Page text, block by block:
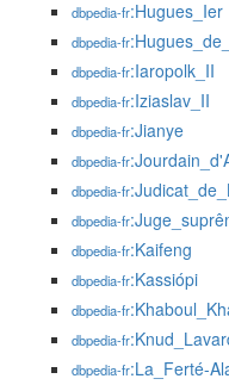
dbpedia-fr:Hugues_Ier
dbpedia-fr
dbpedia-fr:Iaropolk_II
dbpedia-fr:Iziaslav_II
dbpedia-fr:Jianye
dbpedia-fr
dbpedia-fr
dbpedia-fr
dbpedia-fr:Kaifeng
dbpedia-fr:Kassiópi
dbpedia-fr
dbpedia-fr
dbpedia-fr:La_Ferté-